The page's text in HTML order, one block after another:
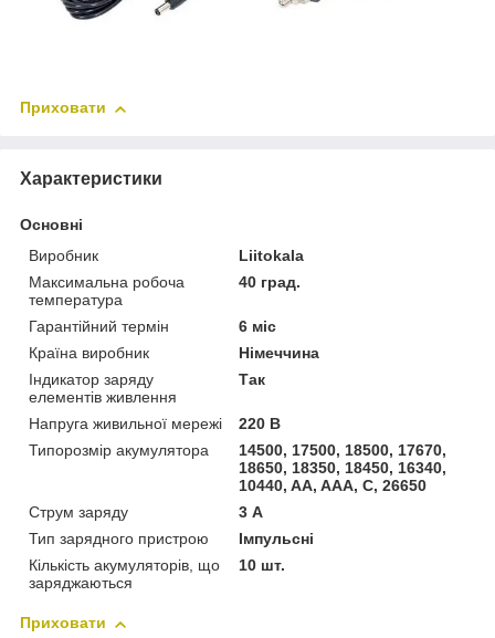
Приховати
Характеристики
Основні
Виробник
Liitokala
Максимальна робоча
температура
40 град.
Гарантійний термін
6 міс
Країна виробник
Німеччина
Індикатор заряду
елементів живлення
Так
Напруга живильної мережі
220 В
Типорозмір акумулятора
14500, 17500, 18500, 17670,
18650, 18350, 18450, 16340,
10440, AA, AAA, C, 26650
Струм заряду
3 А
Тип зарядного пристрою
Імпульсні
Кількість акумуляторів, що
заряджаються
10 шт.
Приховати